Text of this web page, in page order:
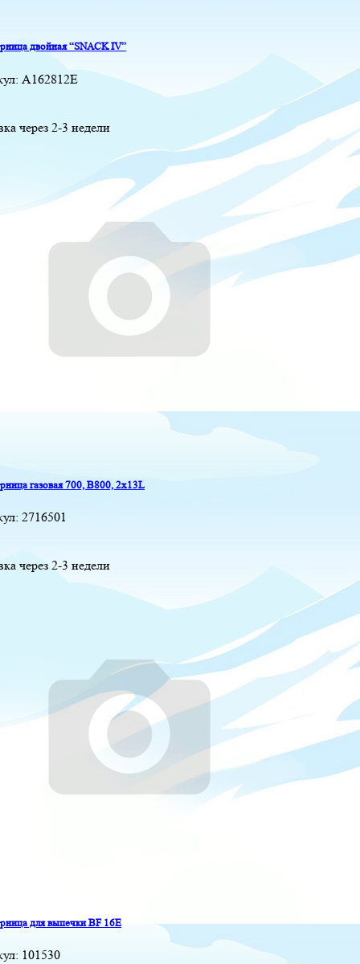
двойная “SNACK IV”
A162812E
через 2-3 недели
газовая 700, B800, 2x13L
2716501
через 2-3 недели
для выпечки BF 16E
101530